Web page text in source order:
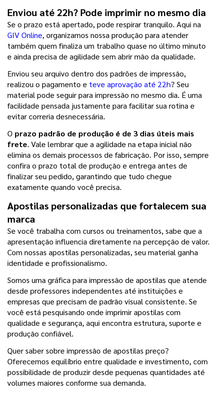
Enviou até 22h? Pode imprimir no mesmo dia
GIV Online, organizamos nossa produção para atender
também quem finaliza um trabalho quase no último minuto
e ainda precisa de agilidade sem abrir mão da qualidade.
Enviou seu arquivo dentro dos padrões de impressão,
realizou o pagamento e teve aprovação até 22h? Seu
material pode seguir para impressão no mesmo dia. É uma
facilidade pensada justamente para facilitar sua rotina e
evitar correria desnecessária.
O prazo padrão de produção é de 3 dias úteis mais
frete. Vale lembrar que a agilidade na etapa inicial não
elimina os demais processos de fabricação. Por isso, sempre
confira o prazo total de produção e entrega antes de
finalizar seu pedido, garantindo que tudo chegue
exatamente quando você precisa.
Apostilas personalizadas que fortalecem sua
marca
Se você trabalha com cursos ou treinamentos, sabe que a
apresentação influencia diretamente na percepção de valor.
Com nossas apostilas personalizadas, seu material ganha
identidade e profissionalismo.
Somos uma gráfica para impressão de apostilas que atende
desde professores independentes até instituições e
empresas que precisam de padrão visual consistente. Se
você está pesquisando onde imprimir apostilas com
qualidade e segurança, aqui encontra estrutura, suporte e
produção confiável.
Quer saber sobre impressão de apostilas preço?
Oferecemos equilíbrio entre qualidade e investimento, com
possibilidade de produzir desde pequenas quantidades até
volumes maiores conforme sua demanda.